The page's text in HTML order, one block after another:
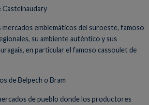
emblemáticos del suroeste, famoso
su ambiente auténtico y sus
en particular el famoso cassoulet de
de Belpech o Bram
de pueblo donde los productores